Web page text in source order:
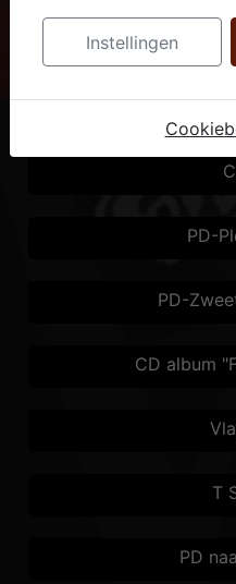
PD-
PD-
CD album
T
PD
PD winkelwagen
De winkelwagen is leeg
Instellingen